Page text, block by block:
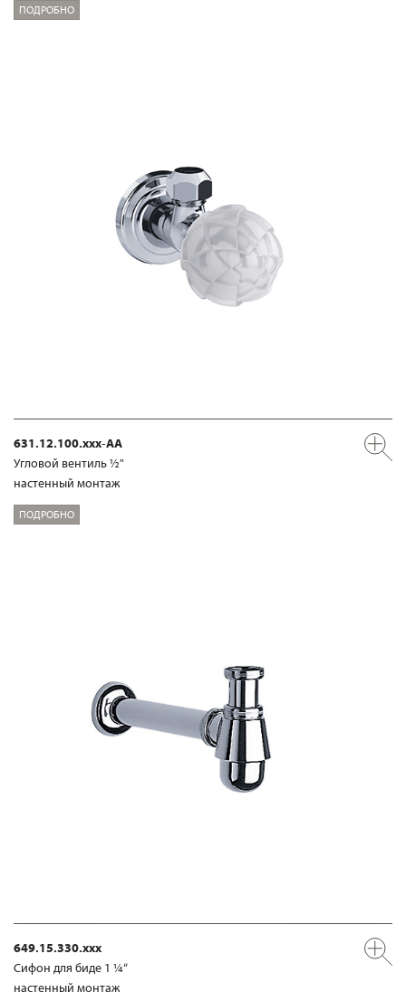
ПОДРОБНО
631.12.100.xxx-AA
Угловой вентиль ½"
настенный монтаж
ПОДРОБНО
649.15.330.xxx
Сифон для биде 1 ¼“
настенный монтаж